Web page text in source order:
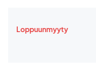
Loppuunmyyty